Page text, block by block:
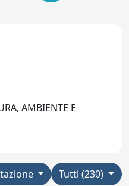
AMBIENTE E
Tutti (230)